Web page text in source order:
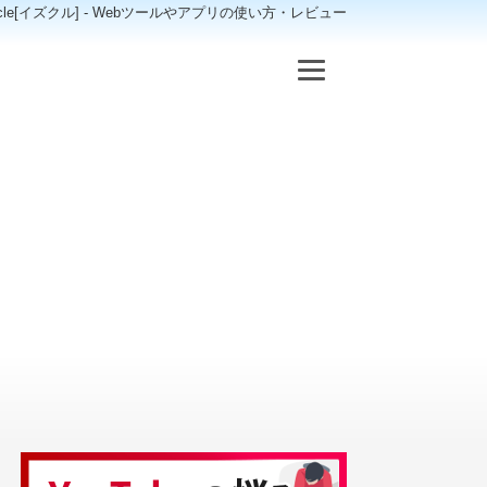
イズクル] - Webツールやアプリの使い方・レビュー